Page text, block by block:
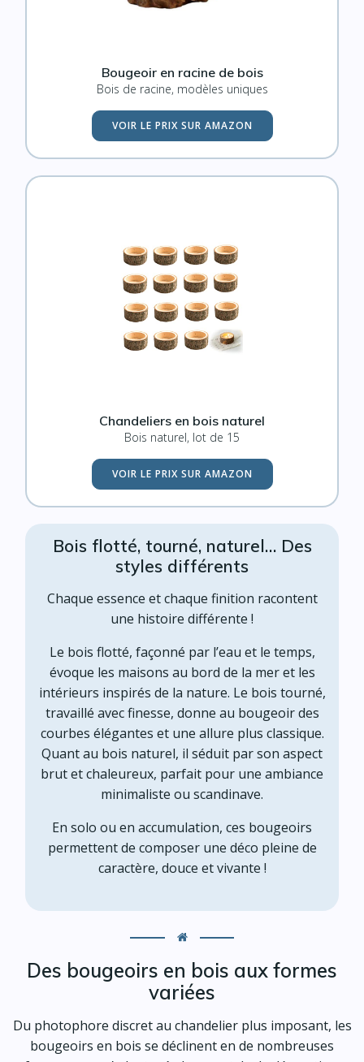
Bougeoir en racine de bois
Bois de racine, modèles uniques
VOIR LE PRIX SUR AMAZON
Chandeliers en bois naturel
Bois naturel, lot de 15
VOIR LE PRIX SUR AMAZON
Bois flotté, tourné, naturel… Des
styles différents
Chaque essence et chaque finition racontent
une histoire différente !
Le bois flotté, façonné par l’eau et le temps,
évoque les maisons au bord de la mer et les
intérieurs inspirés de la nature. Le bois tourné,
travaillé avec finesse, donne au bougeoir des
courbes élégantes et une allure plus classique.
Quant au bois naturel, il séduit par son aspect
brut et chaleureux, parfait pour une ambiance
minimaliste ou scandinave.
En solo ou en accumulation, ces bougeoirs
permettent de composer une déco pleine de
caractère, douce et vivante !
Des bougeoirs en bois aux formes
variées
Du photophore discret au chandelier plus imposant, les
bougeoirs en bois se déclinent en de nombreuses